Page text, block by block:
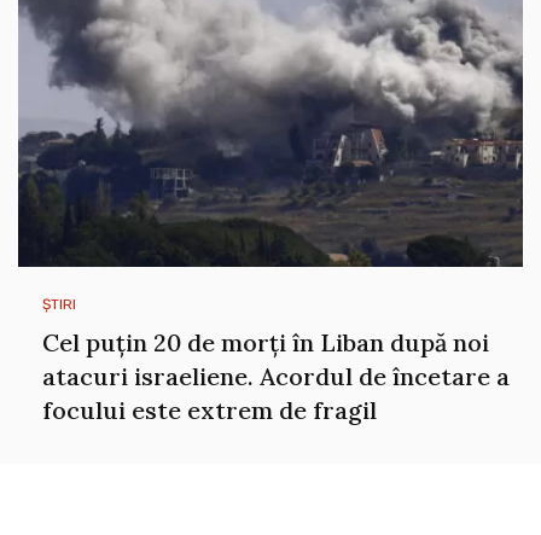
ȘTIRI
Cel puțin 20 de morți în Liban după noi
atacuri israeliene. Acordul de încetare a
focului este extrem de fragil